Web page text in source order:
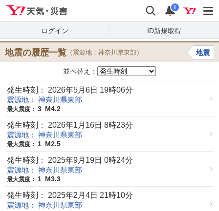
検索 通知
i
ログイン ID新規取得
地震の履歴一覧 （震源地：神奈川県東部） 地震
並べ替え：
発生時刻： 2026年5月6日 19時06分
震源地： 神奈川県東部
最大震度： 3 M4.2
発生時刻： 2026年1月16日 8時23分
震源地： 神奈川県東部
最大震度： 1 M2.5
発生時刻： 2025年9月19日 0時24分
震源地： 神奈川県東部
最大震度： 1 M3.3
発生時刻： 2025年2月4日 21時10分
震源地： 神奈川県東部